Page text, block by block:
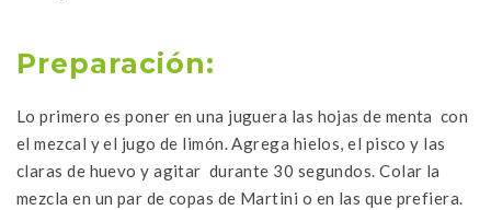
Preparación:
Lo primero es poner en una juguera las hojas de menta con
el mezcal y el jugo de limón. Agrega hielos, el pisco y las
claras de huevo y agitar durante 30 segundos. Colar la
mezcla en un par de copas de Martini o en las que prefiera.